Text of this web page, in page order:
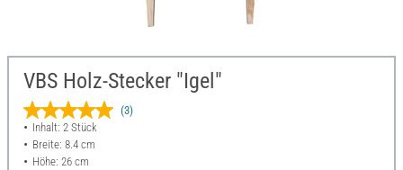
VBS Holz-Stecker "Igel"
(3)
Inhalt: 2 Stück
Breite: 8.4 cm
Höhe: 26 cm